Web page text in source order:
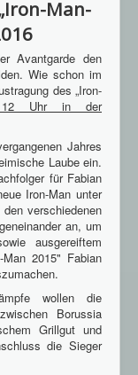
Man-
Avantgarde den
Wie schon im
des „Iron-
Uhr in der
Jahres
Laube ein.
für Fabian
Iron-Man unter
verschiedenen
an, um
ausgereiftem
2015" Fabian
wollen die
Borussia
Grillgut und
die Sieger